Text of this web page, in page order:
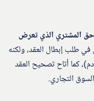
حق المشتري الذي تعرض
طلب إبطال العقد، ولكنه
كما أتاح تصحيح العقد
التجاري.